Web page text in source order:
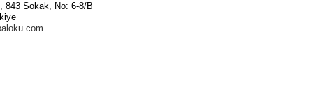
843 Sokak, No: 6-8/B